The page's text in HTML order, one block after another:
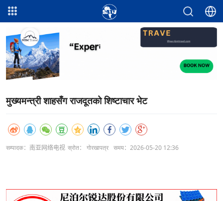
मुख्यमन्त्री शाहसँग राजदूतको शिष्टाचार भेट
सम्पादक：南亚网络电视 स्रोत： गोरखापत्र समय：2026-05-20 12:36